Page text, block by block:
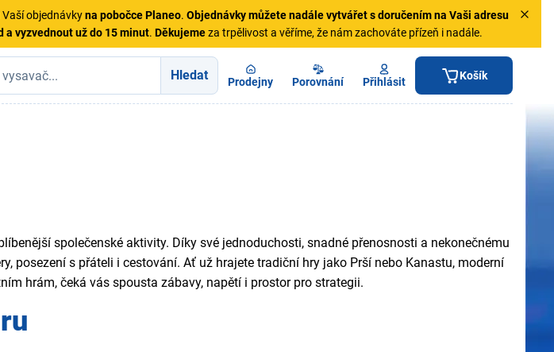
objednávkyna pobočce Planeo. Objednávkymůžete nadále vytvářet s doručením na Vaši adresu
a vyzvednout už do 15 minut. Děkujemeza trpělivost a věříme, že nám zachováte přízeň i nadále.
Hledat Prodejny Porovnání Přihlásit Košík
společenské aktivity. Díky své jednoduchosti, snadné přenosnosti a nekonečnému
posezení s přáteli i cestování. Ať už hrajete tradiční hry jako Prší nebo Kanastu, moderní
hrám, čeká vás spousta zábavy, napětí i prostor pro strategii.